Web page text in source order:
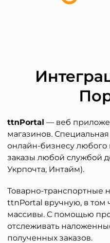
ttnPortal — веб
магазинов.
онлайн-бизнесу любого
заказы любой службой
Укрпочта, Интайм).
Товарно-транспортные
ttnPortal вручную, в том
массивы. С помощью
отслеживать
полученных заказов.